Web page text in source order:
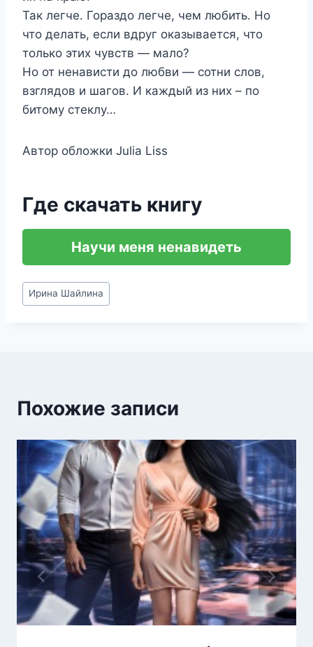
Так легче. Гораздо легче, чем любить. Но
что делать, если вдруг оказывается, что
только этих чувств — мало?
Но от ненависти до любви — сотни слов,
взглядов и шагов. И каждый из них – по
битому стеклу…
Автор обложки Julia Liss
Где скачать книгу
Научи меня ненавидеть
Метки
записи:
Ирина Шайлина
Похожие записи